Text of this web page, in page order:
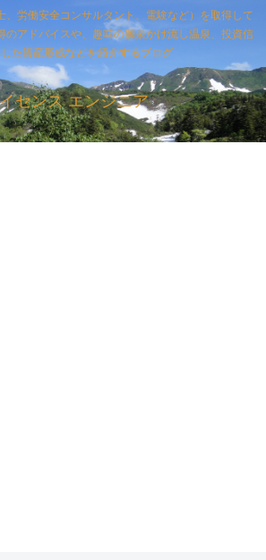
、労働安全コンサルタント、電験など）を取得して
のアドバイスや、趣味の源泉かけ流し温泉、投資信
た資産形成などを紹介するブログ
センス エンジニア